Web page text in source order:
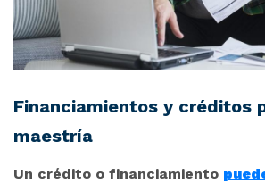
Financiamientos y créditos
maestría
Un crédito o financiamiento